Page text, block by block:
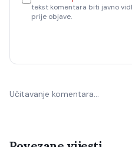
tekst komentara biti javno
prije objave.
Učitavanje komentara…